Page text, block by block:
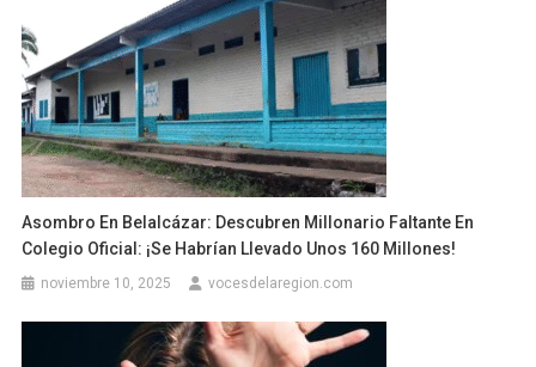
Asombro En Belalcázar: Descubren Millonario Faltante En
Colegio Oficial: ¡se Habrían Llevado Unos 160 Millones!
noviembre 10, 2025 vocesdelaregion.com